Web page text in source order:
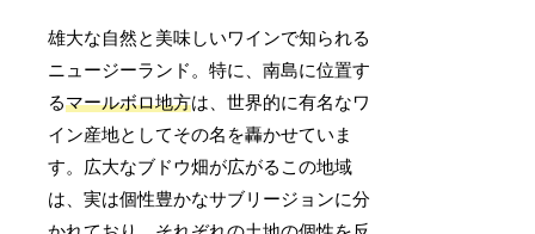
雄大な自然と美味しいワインで知られる
ニュージーランド。特に、南島に位置す
るマールボロ地方は、世界的に有名なワ
イン産地としてその名を轟かせていま
す。広大なブドウ畑が広がるこの地域
は、実は個性豊かなサブリージョンに分